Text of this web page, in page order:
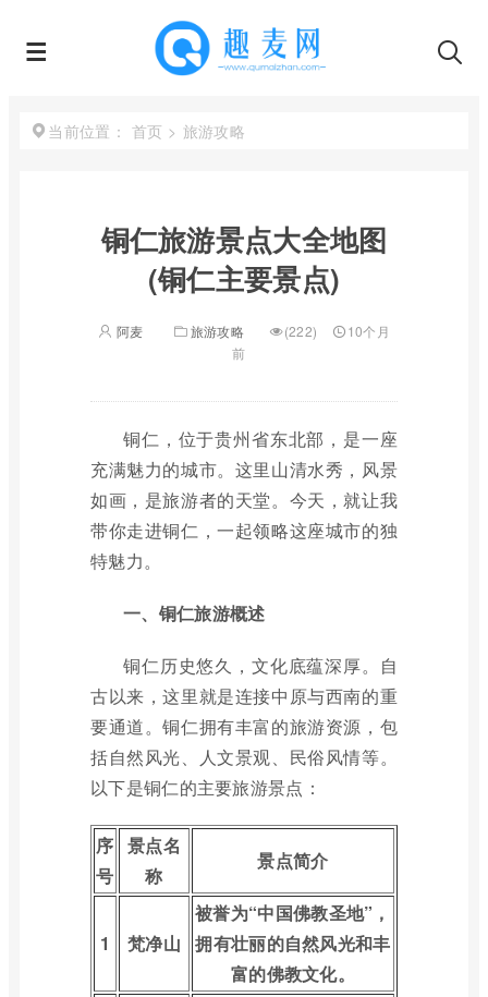
当前位置： 首页 > 旅游攻略
铜仁旅游景点大全地图
(铜仁主要景点)
阿麦 旅游攻略 (222)
10个月
前
铜仁，位于贵州省东北部，是一座
充满魅力的城市。这里山清水秀，风景
如画，是旅游者的天堂。今天，就让我
带你走进铜仁，一起领略这座城市的独
特魅力。
一、铜仁旅游概述
铜仁历史悠久，文化底蕴深厚。自
古以来，这里就是连接中原与西南的重
要通道。铜仁拥有丰富的旅游资源，包
括自然风光、人文景观、民俗风情等。
以下是铜仁的主要旅游景点：
序
号
景点名
称
景点简介
1 梵净山
被誉为“中国佛教圣地”，
拥有壮丽的自然风光和丰
富的佛教文化。